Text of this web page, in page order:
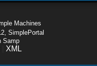
Machines
SimplePortal
Samp
XML